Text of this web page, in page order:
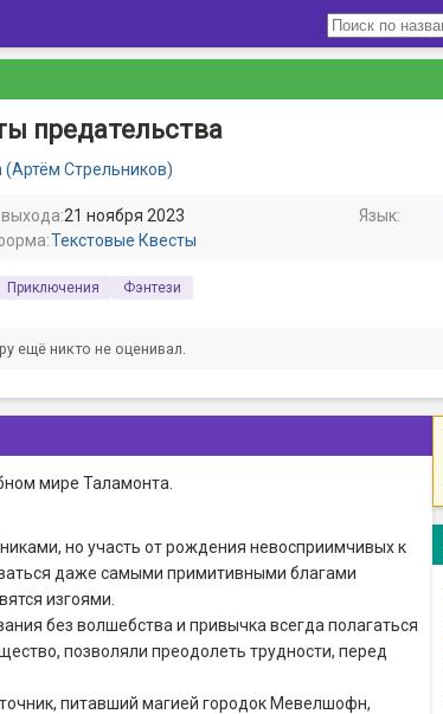
предательства
(Артём Стрельников)
21 ноября 2023 Язык:
Текстовые Квесты
Приключения Фэнтези
ещё никто не оценивал.
мире Таламонта.
но участь от рождения невосприимчивых к
даже самыми примитивными благами
изгоями.
без волшебства и привычка всегда полагаться
позволяли преодолеть трудности, перед
питавший магией городок Мевелшофн,